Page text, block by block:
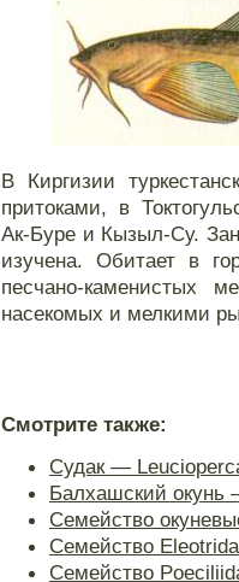
В Киргизии
притоками, в
Ак-Буре и Кызыл-Су.
изучена. Обитает в
песчано-каменистых
насекомых и мелкими
Смотрите также:
Судак —
Балхашский окунь
Семейство
Семейство
Семейство